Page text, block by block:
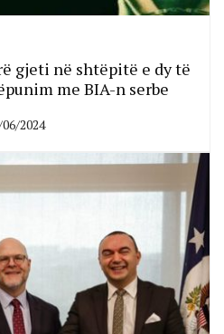
gjeti në shtëpitë e dy të
me BIA-n serbe
2024